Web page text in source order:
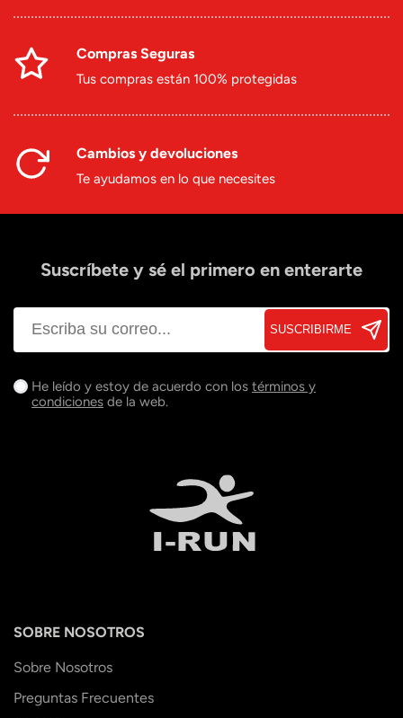
Compras Seguras
Tus compras están 100% protegidas
Cambios y devoluciones
Te ayudamos en lo que necesites
Suscríbete y sé el primero en enterarte
SUSCRIBIRME
He leído y estoy de acuerdo con los términos y
condiciones de la web.
SOBRE NOSOTROS
Sobre Nosotros
Preguntas Frecuentes